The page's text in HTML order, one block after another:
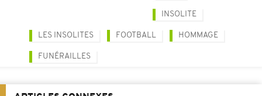
INSOLITE
LES INSOLITES FOOTBALL HOMMAGE
FUNÉRAILLES